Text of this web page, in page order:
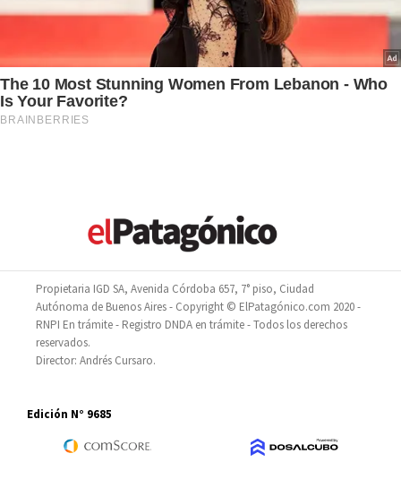
Propietaria IGD SA, Avenida Córdoba 657, 7° piso, Ciudad
Autónoma de Buenos Aires - Copyright © ElPatagónico.com 2020 -
RNPI En trámite - Registro DNDA en trámite - Todos los derechos
reservados.
Director: Andrés Cursaro.
Edición N° 9685